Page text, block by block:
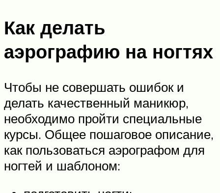
Как делать
аэрографию на ногтях
Чтобы не совершать ошибок и
делать качественный маникюр,
необходимо пройти специальные
курсы. Общее пошаговое описание,
как пользоваться аэрографом для
ногтей и шаблоном: